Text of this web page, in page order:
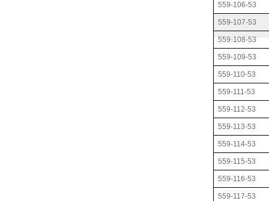
559-106-53
559-107-53
559-108-53
559-109-53
559-110-53
559-111-53
559-112-53
559-113-53
559-114-53
559-115-53
559-116-53
559-117-53